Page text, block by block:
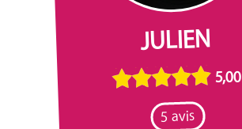
JULIEN
5,00
5 avis